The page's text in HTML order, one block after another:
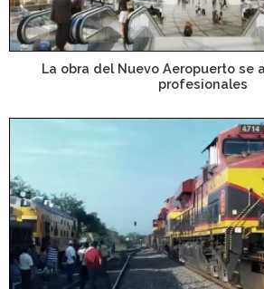
La obra del Nuevo Aeropuerto se
profesionales